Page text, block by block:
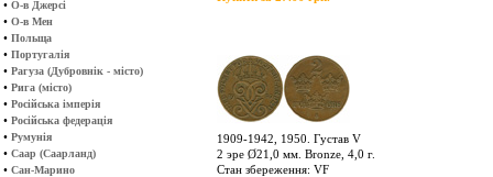
• О-в Джерсі
• О-в Мен
• Польща
• Португалія
• Рагуза (Дубровнік - місто)
• Рига (місто)
• Російська імперія
• Російська федерація
• Румунія
• Саар (Саарланд)
• Сан-Марино
1909-1942, 1950. Густав V
2 эре Ø21,0 мм. Bronze, 4,0 г.
Стан збереження: VF